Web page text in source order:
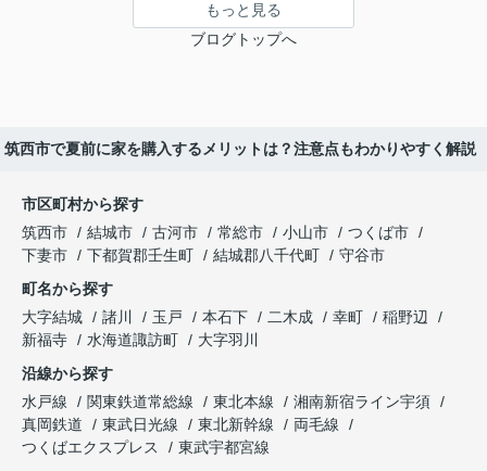
もっと見る
ブログトップへ
筑西市で夏前に家を購入するメリットは？注意点もわかりやすく解説
市区町村から探す
筑西市
結城市 古河市 常総市 小山市
つくば市
下妻市
下都賀郡壬生町 結城郡八千代町
守谷市
町名から探す
大字結城
諸川 玉戸 本石下 二木成 幸町
稲野辺
新福寺
水海道諏訪町
大字羽川
沿線から探す
水戸線
関東鉄道常総線 東北本線
湘南新宿ライン宇須
真岡鉄道
東武日光線 東北新幹線
両毛線
つくばエクスプレス
東武宇都宮線